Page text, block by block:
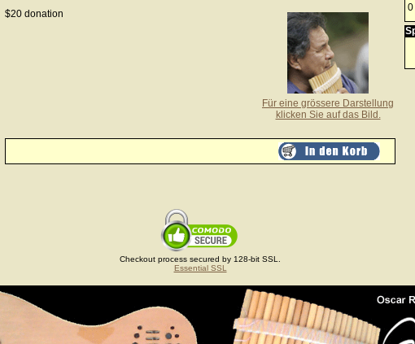
Für eine grössere Darstellung
klicken Sie auf das Bild.
$20 donation
0
Checkout process secured by 128-bit SSL.
Essential SSL